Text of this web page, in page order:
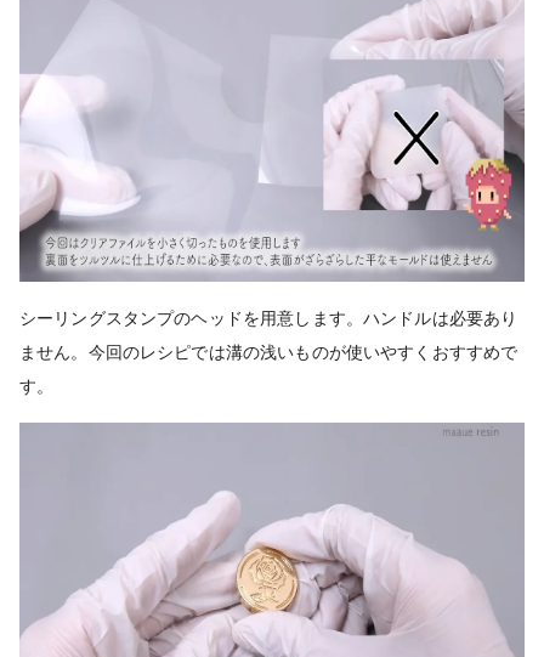
シーリングスタンプのヘッドを用意します。ハンドルは必要あり
ません。今回のレシピでは溝の浅いものが使いやすくおすすめで
す。